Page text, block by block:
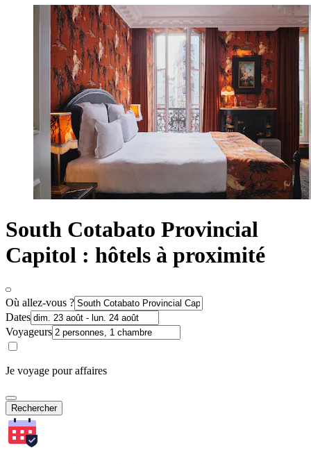
South Cotabato Provincial
Capitol : hôtels à proximité
Où allez-vous ?
Dates
Voyageurs
Je voyage pour affaires
Rechercher